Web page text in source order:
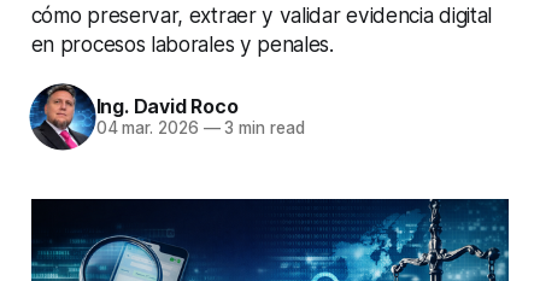
cómo preservar, extraer y validar evidencia digital
en procesos laborales y penales.
Ing. David Roco
04 mar. 2026 —3 min read